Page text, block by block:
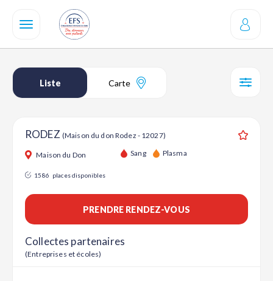
contenu
Liste Carte
RODEZ (Maison du don Rodez - 12027)
Maison du Don Sang Plasma
1586 places disponibles
PRENDRE RENDEZ-VOUS
Collectes partenaires
(Entreprises et écoles)